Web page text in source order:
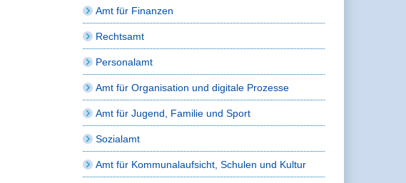
Amt für Finanzen
Rechtsamt
Personalamt
Amt für Organisation und digitale Prozesse
Amt für Jugend, Familie und Sport
Sozialamt
Amt für Kommunalaufsicht, Schulen und Kultur